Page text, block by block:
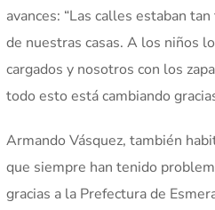
avances: “Las calles estaban
de nuestras casas. A los niños
cargados y nosotros con los
todo esto está cambiando
Armando Vásquez, también
que siempre han tenido
gracias a la Prefectura de